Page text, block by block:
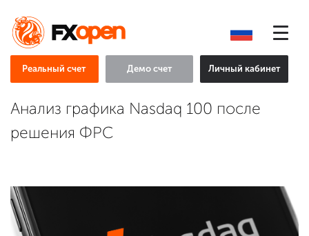
Реальный счет Демо счет Личный кабинет
Анализ графика Nasdaq 100 после
решения ФРС